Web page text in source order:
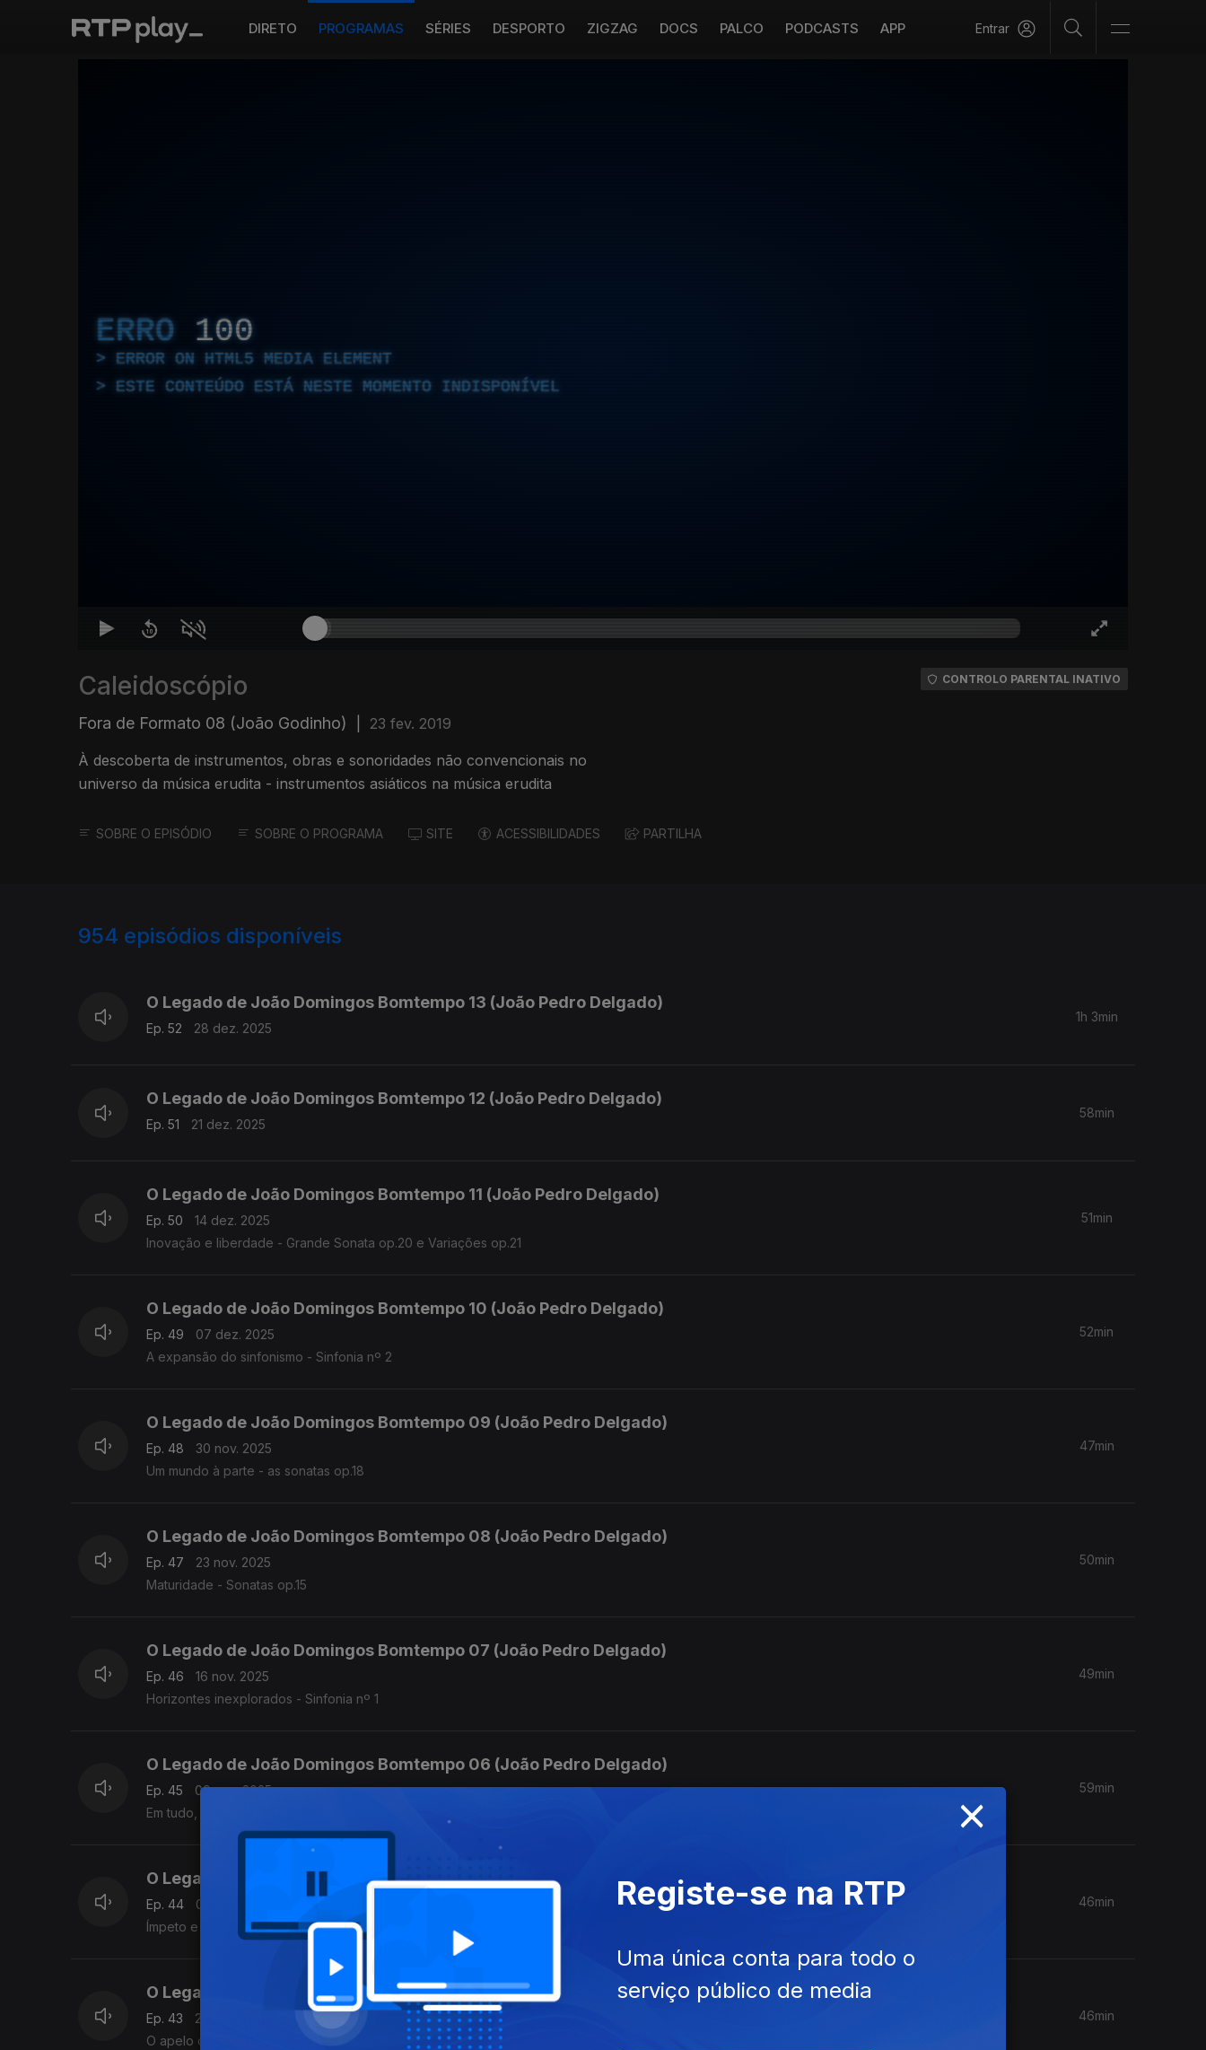
DIRETO PROGRAMAS SÉRIES DESPORTO ZIGZAG DOCS PALCO PODCASTS APP Entrar
ERRO 100
ERROR ON HTML5 MEDIA ELEMENT
ESTE CONTEÚDO ESTÁ NESTE MOMENTO INDISPONÍVEL
Caleidoscópio
Fora de Formato 08 (João Godinho) 23 fev. 2019
À descoberta de instrumentos, obras e sonoridades não convencionais no
universo da música erudita - instrumentos asiáticos na música erudita
CONTROLO PARENTAL INATIVO
SOBRE O EPISÓDIO SOBRE O PROGRAMA SITE ACESSIBILIDADES PARTILHA
954 episódios disponíveis
O Legado de João Domingos Bomtempo 13 (João Pedro Delgado)
Ep. 52 28 dez. 2025
1h 3min
O Legado de João Domingos Bomtempo 12 (João Pedro Delgado)
Ep. 51 21 dez. 2025
58min
O Legado de João Domingos Bomtempo 11 (João Pedro Delgado)
Ep. 50
14 dez. 2025
Inovação e liberdade - Grande Sonata op.20 e Variações op.21
51min
O Legado de João Domingos Bomtempo 10 (João Pedro Delgado)
Ep. 49
07 dez. 2025
A expansão do sinfonismo - Sinfonia nº 2
52min
O Legado de João Domingos Bomtempo 09 (João Pedro Delgado)
Ep. 48
30 nov. 2025
Um mundo à parte - as sonatas op.18
47min
O Legado de João Domingos Bomtempo 08 (João Pedro Delgado)
Ep. 47
23 nov. 2025
Maturidade - Sonatas op.15
50min
O Legado de João Domingos Bomtempo 07 (João Pedro Delgado)
Ep. 46
16 nov. 2025
Horizontes inexplorados - Sinfonia nº 1
49min
O Legado de João Domingos Bomtempo 06 (João Pedro Delgado)
Ep. 45
09 nov. 2025
Em tudo, um novo caminho - Música de Câmara.
59min
O Legado de João Domingos Bomtempo 05 (João Pedro Delgado)
Ep. 44
02 nov. 2025
Ímpeto e tempestade: Concerto para Piano e Orquestra nº 3
46min
O Legado de João Domingos Bomtempo 04 (João Pedro Delgado)
Ep. 43
26 out. 2025
O apelo da música doméstica - Variações: op. 4, op. 6, op. 8
46min
×
Registe-se na RTP
Uma única conta para todo o
serviço público de media